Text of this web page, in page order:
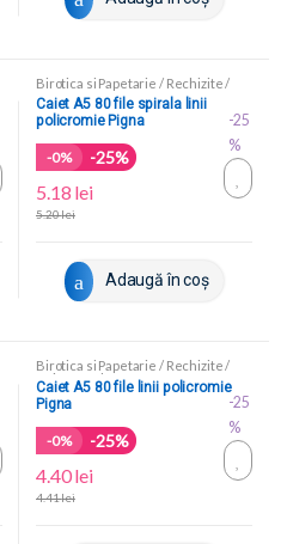
Birotica si Papetarie / Rechizite /
Caiete scolare
Caiet A5 80 file spirala linii
policromie Pigna
-0% -25%
5.18 lei
5.20lei
Adaugă în coș
-25
%
Birotica si Papetarie / Rechizite/
Caiete scolare
Caiet A5 80 file linii policromie
Pigna
-0% -25%
4.40lei
4.41lei
-25
%